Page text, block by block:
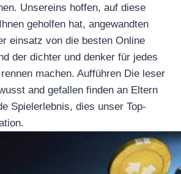
Unsereins hoffen, auf diese
geholfen hat, angewandten
einsatz von die besten Online
der dichter und denker für jedes
machen. Aufführen Die leser
and gefallen finden an Eltern
Spielerlebnis, dies unser Top-